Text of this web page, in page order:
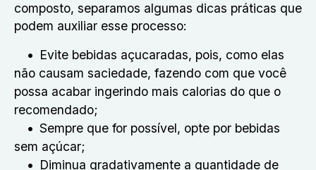
composto, separamos algumas dicas práticas que
podem auxiliar esse processo:
Evite bebidas açucaradas, pois, como elas
não causam saciedade, fazendo com que você
possa acabar ingerindo mais calorias do que o
recomendado;
Sempre que for possível, opte por bebidas
sem açúcar;
Diminua gradativamente a quantidade de